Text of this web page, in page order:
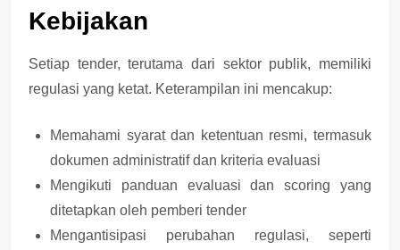
Kebijakan
Setiap tender, terutama dari sektor publik, memiliki
regulasi yang ketat. Keterampilan ini mencakup:
Memahami syarat dan ketentuan resmi, termasuk
dokumen administratif dan kriteria evaluasi
Mengikuti panduan evaluasi dan scoring yang
ditetapkan oleh pemberi tender
Mengantisipasi perubahan regulasi, seperti